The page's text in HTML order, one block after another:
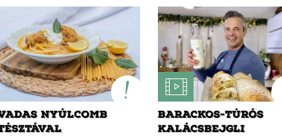
NYÚLCOMB
BARACKOS-TÚRÓS
KALÁCSBEJGLI